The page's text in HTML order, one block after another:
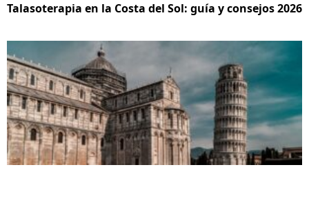
Talasoterapia en la Costa del Sol: guía y consejos 2026